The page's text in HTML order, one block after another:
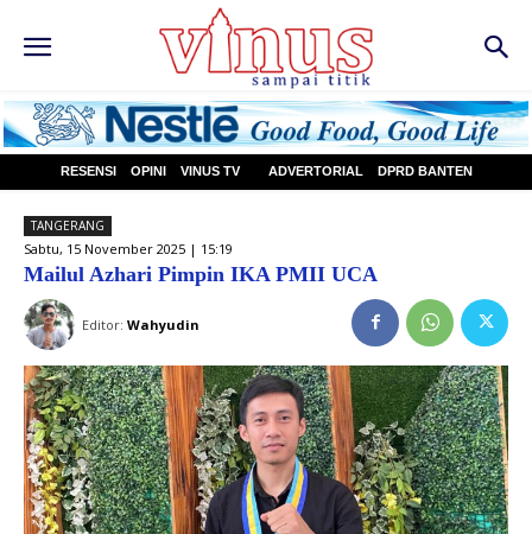
RESENSI OPINI VINUS TV ADVERTORIAL DPRD BANTEN
TANGERANG
Sabtu, 15 November 2025 | 15:19
Mailul Azhari Pimpin IKA PMII UCA
Editor: Wahyudin